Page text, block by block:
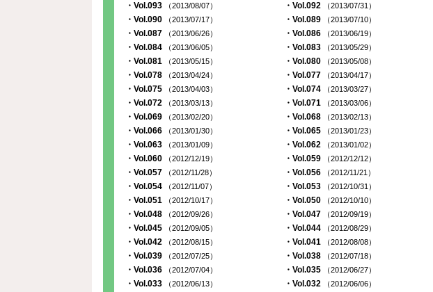
・Vol.093 （2013/08/07） ・Vol.092 （2013/07/31）
・Vol.090 （2013/07/17） ・Vol.089 （2013/07/10）
・Vol.087 （2013/06/26） ・Vol.086 （2013/06/19）
・Vol.084 （2013/06/05） ・Vol.083 （2013/05/29）
・Vol.081 （2013/05/15） ・Vol.080 （2013/05/08）
・Vol.078 （2013/04/24） ・Vol.077 （2013/04/17）
・Vol.075 （2013/04/03） ・Vol.074 （2013/03/27）
・Vol.072 （2013/03/13） ・Vol.071 （2013/03/06）
・Vol.069 （2013/02/20） ・Vol.068 （2013/02/13）
・Vol.066 （2013/01/30） ・Vol.065 （2013/01/23）
・Vol.063 （2013/01/09） ・Vol.062 （2013/01/02）
・Vol.060 （2012/12/19） ・Vol.059 （2012/12/12）
・Vol.057 （2012/11/28） ・Vol.056 （2012/11/21）
・Vol.054 （2012/11/07） ・Vol.053 （2012/10/31）
・Vol.051 （2012/10/17） ・Vol.050 （2012/10/10）
・Vol.048 （2012/09/26） ・Vol.047 （2012/09/19）
・Vol.045 （2012/09/05） ・Vol.044 （2012/08/29）
・Vol.042 （2012/08/15） ・Vol.041 （2012/08/08）
・Vol.039 （2012/07/25） ・Vol.038 （2012/07/18）
・Vol.036 （2012/07/04） ・Vol.035 （2012/06/27）
・Vol.033 （2012/06/13） ・Vol.032 （2012/06/06）